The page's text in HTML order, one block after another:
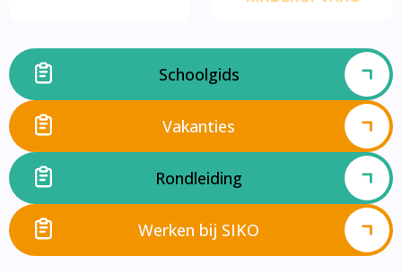
Schoolgids
Vakanties
Rondleiding
Werken bij SIKO